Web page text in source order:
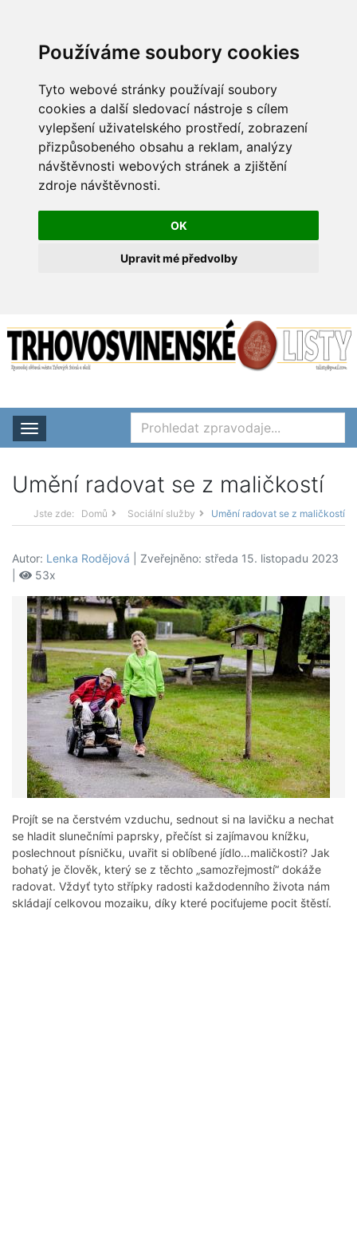
Používáme soubory cookies
Tyto webové stránky používají soubory
cookies a další sledovací nástroje s cílem
vylepšení uživatelského prostředí, zobrazení
přizpůsobeného obsahu a reklam, analýzy
návštěvnosti webových stránek a zjištění
zdroje návštěvnosti.
OK
Upravit mé předvolby
Rozbalit nabídku
Umění radovat se z maličkostí
Jste zde: Domů Sociální služby Umění radovat se z maličkostí
Autor: Lenka Rodějová | Zveřejněno: středa 15. listopadu 2023
53x
Projít se na čerstvém vzduchu, sednout si na lavičku a nechat
se hladit slunečními paprsky, přečíst si zajímavou knížku,
poslechnout písničku, uvařit si oblíbené jídlo…maličkosti? Jak
bohatý je člověk, který se z těchto „samozřejmostí“ dokáže
radovat. Vždyť tyto střípky radosti každodenního života nám
skládají celkovou mozaiku, díky které pociťujeme pocit štěstí.